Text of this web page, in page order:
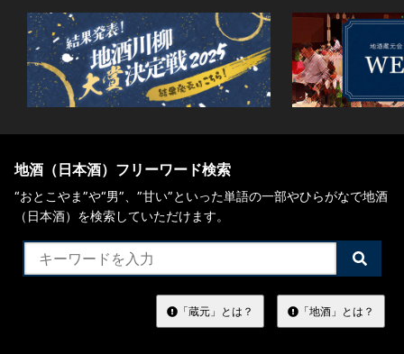
美味しい地酒の選び方
地酒蔵元会とは
お問い合わせ
地酒（日本酒）フリーワード検索
“おとこやま”や“男”、”甘い”といった単語の一部やひらがなで地酒
（日本酒）を検索していただけます。
検
索
す
る
「蔵元」とは？ 「地酒」とは？